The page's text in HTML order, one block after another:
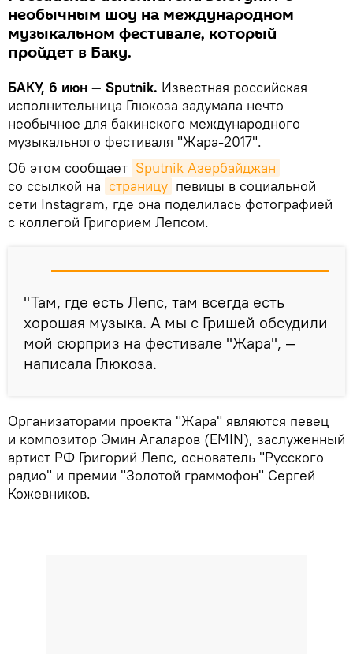
необычным шоу на международном
музыкальном фестивале, который
пройдет в Баку.
БАКУ, 6 июн — Sputnik. Известная российская
исполнительница Глюкоза задумала нечто
необычное для бакинского международного
музыкального фестиваля "Жара-2017".
Об этом сообщает Sputnik Азербайджан
со ссылкой на страницу певицы в социальной
сети Instagram, где она поделилась фотографией
с коллегой Григорием Лепсом.
"Там, где есть Лепс, там всегда есть
хорошая музыка. А мы с Гришей обсудили
мой сюрприз на фестивале "Жара", —
написала Глюкоза.
Организаторами проекта "Жара" являются певец
и композитор Эмин Агаларов (EMIN), заслуженный
артист РФ Григорий Лепс, основатель "Русского
радио" и премии "Золотой граммофон" Сергей
Кожевников.